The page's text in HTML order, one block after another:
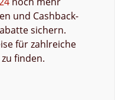
und Cashback-
sichern.
für zahlreiche
finden.